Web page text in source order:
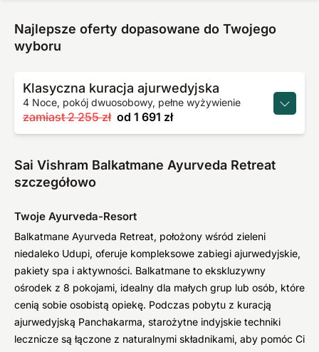
Najlepsze oferty dopasowane do Twojego
wyboru
Klasyczna kuracja ajurwedyjska
4 Noce, pokój dwuosobowy, pełne wyżywienie
zamiast 2 255 zł od 1 691 zł
Sai Vishram Balkatmane Ayurveda Retreat
szczegółowo
Twoje Ayurveda-Resort
Balkatmane Ayurveda Retreat, położony wśród zieleni
niedaleko Udupi, oferuje kompleksowe zabiegi ajurwedyjskie,
pakiety spa i aktywności. Balkatmane to ekskluzywny
ośrodek z 8 pokojami, idealny dla małych grup lub osób, które
cenią sobie osobistą opiekę. Podczas pobytu z kuracją
ajurwedyjską Panchakarma, starożytne indyjskie techniki
lecznicze są łączone z naturalnymi składnikami, aby pomóc Ci